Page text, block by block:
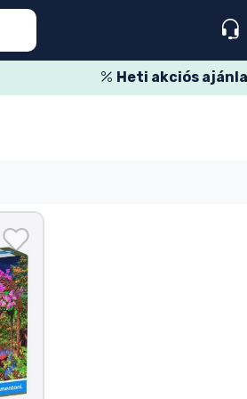
Heti akciós